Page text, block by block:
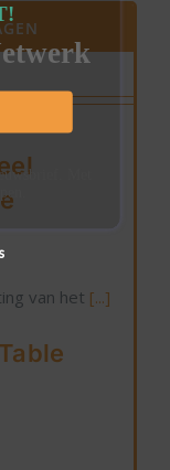
van het [...]
Met